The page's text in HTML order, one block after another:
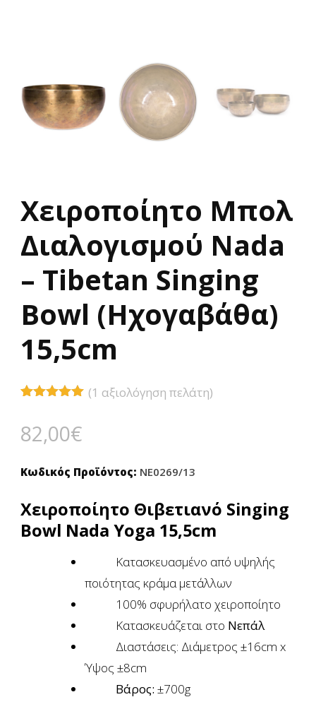
Χειροποίητο Μπολ
Διαλογισμού Νada
– Tibetan Singing
Bowl (Ηχογαβάθα)
15,5cm
από 5 με
βάση
πελάτη
(1 αξιολόγηση πελάτη)
82,00€
Κωδικός Προϊόντος: NE0269/13
Χειροποίητο Θιβετιανό Singing
Bowl Nada Yoga 15,5cm
Κατασκευασμένο από υψηλής
ποιότητας κράμα μετάλλων
100% σφυρήλατο χειροποίητο
Κατασκευάζεται στο Νεπάλ
Διαστάσεις: Διάμετρος ±16cm x
Ύψος ±8cm
Βάρος: ±700g